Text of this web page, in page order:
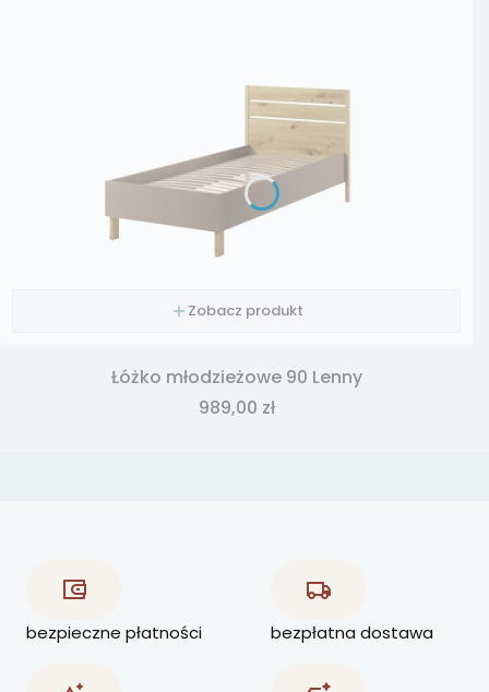
Zobacz produkt
Łóżko młodzieżowe 90 Lenny
Cena
989,00 zł
bezpieczne płatności bezpłatna dostawa